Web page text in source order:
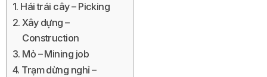
Hái trái cây – Picking
Xây dựng –
Construction
Mỏ – Mining job
Trạm dừng nghỉ –